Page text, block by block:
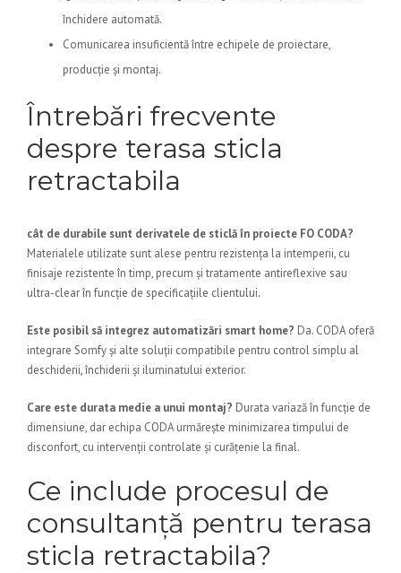
închidere automată.
Comunicarea insuficientă între echipele de proiectare,
producție și montaj.
Întrebări frecvente
despre terasa sticla
retractabila
cât de durabile sunt derivatele de sticlă în proiecte FO CODA?
Materialele utilizate sunt alese pentru rezistența la intemperii, cu
finisaje rezistente în timp, precum și tratamente antireflexive sau
ultra-clear în funcție de specificațiile clientului.
Este posibil să integrez automatizări smart home? Da. CODA oferă
integrare Somfy și alte soluții compatibile pentru control simplu al
deschiderii, închiderii și iluminatului exterior.
Care este durata medie a unui montaj? Durata variază în funcție de
dimensiune, dar echipa CODA urmărește minimizarea timpului de
disconfort, cu intervenții controlate și curățenie la final.
Ce include procesul de
consultanță pentru terasa
sticla retractabila?